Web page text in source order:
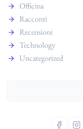
Officina
Racconti
Recensioni
Technology
Uncategorized